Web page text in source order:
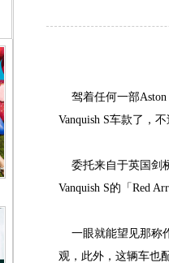
驾着任何一部Aston
Vanquish S车款了，
委托来自于英国剑
Vanquish S的「Red
一眼就能望见那称
观，此外，这辆车也